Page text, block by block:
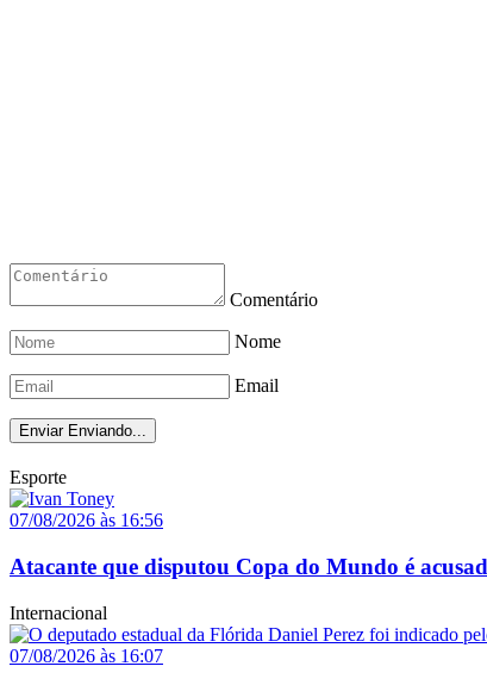
Comentário
Nome
Email
Enviar Enviando...
Esporte
07/08/2026 às 16:56
Atacante que disputou Copa do Mundo é
Internacional
07/08/2026 às 16:07